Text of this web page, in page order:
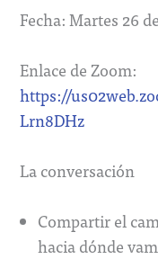
Fecha: Martes 26
Enlace de Zoom:
https://
Lrn8DHz
La conversación
Compartir el
hacia dónde